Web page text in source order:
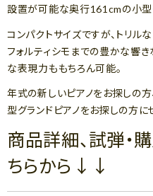
設置が可能な奥行161cmの小型
コンパクトサイズですが、トリ
フォルティシモまでの豊かな響
な表現力ももちろん可能。
年式の新しいピアノをお探しの
型グランドピアノをお探しの方に
商品詳細、試弾・
ちらから↓↓